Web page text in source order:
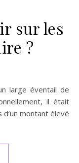
sur les
?
il était
montant élevé